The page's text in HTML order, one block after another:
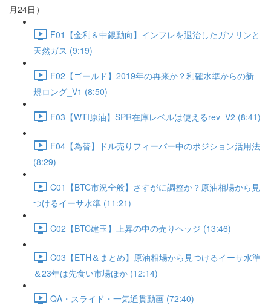
月24日）
F01【金利＆中銀動向】インフレを退治したガソリンと
天然ガス (9:19)
F02【ゴールド】2019年の再来か？利確水準からの新
規ロング_V1 (8:50)
F03【WTI原油】SPR在庫レベルは使えるrev_V2 (8:41)
F04【為替】ドル売りフィーバー中のポジション活用法
(8:29)
C01【BTC市況全般】さすがに調整か？原油相場から見
つけるイーサ水準 (11:21)
C02【BTC建玉】上昇の中の売りヘッジ (13:46)
C03【ETH＆まとめ】原油相場から見つけるイーサ水準
＆23年は先食い市場ほか (12:14)
QA・スライド・一気通貫動画 (72:40)